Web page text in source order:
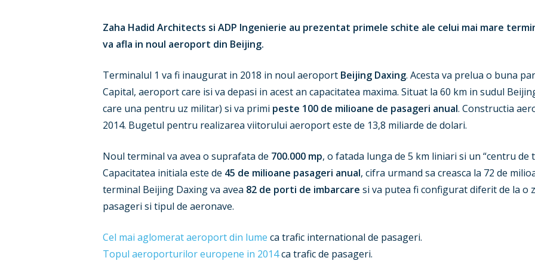
Zaha Hadid Architects si ADP Ingenierie au prezentat primele schite ale celui mai mare
va afla in noul aeroport din Beijing.
Terminalul 1 va fi inaugurat in 2018 in noul aeroport Beijing Daxing. Acesta va prelua o buna
Capital, aeroport care isi va depasi in acest an capacitatea maxima. Situat la 60 km in sudul
care una pentru uz militar) si va primi peste 100 de milioane de pasageri anual. Constructia
2014. Bugetul pentru realizarea viitorului aeroport este de 13,8 miliarde de dolari.
Noul terminal va avea o suprafata de 700.000 mp, o fatada lunga de 5 km liniari si un “centru
Capacitatea initiala este de 45 de milioane pasageri anual, cifra urmand sa creasca la 72 de
terminal Beijing Daxing va avea 82 de porti de imbarcare si va putea fi configurat diferit de la o
pasageri si tipul de aeronave.
Cel mai aglomerat aeroport din lume ca trafic international de pasageri.
Topul aeroporturilor europene in 2014ca trafic de pasageri.